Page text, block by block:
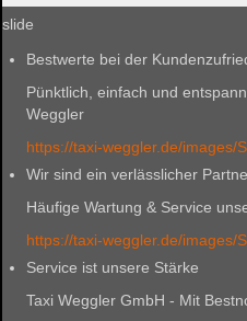
slide
Bestwerte bei der
Pünktlich, einfach und
Weggler
https://taxi-weggler.de/images/
Wir sind ein verlässlicher
Häufige Wartung & Service
https://taxi-weggler.de/images/
Service ist unsere Stärke
Taxi Weggler GmbH - Mit